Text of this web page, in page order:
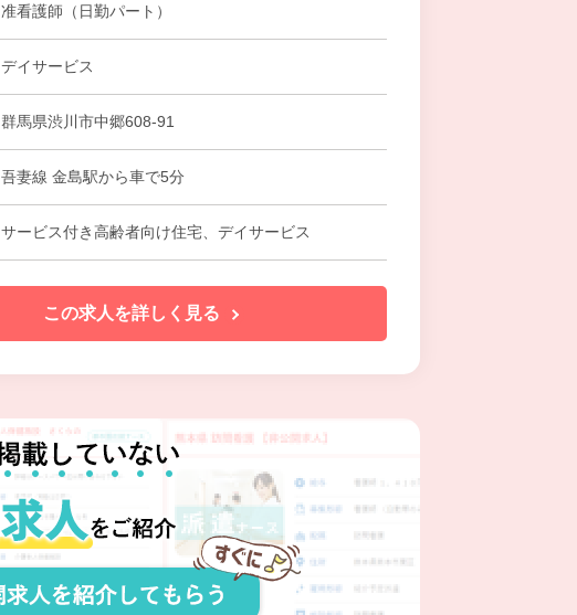
准看護師（日勤パート）
デイサービス
群馬県渋川市中郷608-91
吾妻線 金島駅から車で5分
サービス付き高齢者向け住宅、デイサービス
この求人を詳しく見る